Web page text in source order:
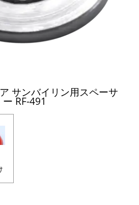
サンバイリン用スペーサ
ー RF-491